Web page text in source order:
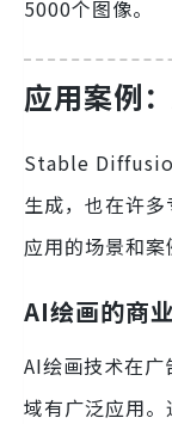
5000个图像。
应用案例
Stable
生成，也在许
应用的场景和案
AI绘画的商
AI绘画技术在
域有广泛应用